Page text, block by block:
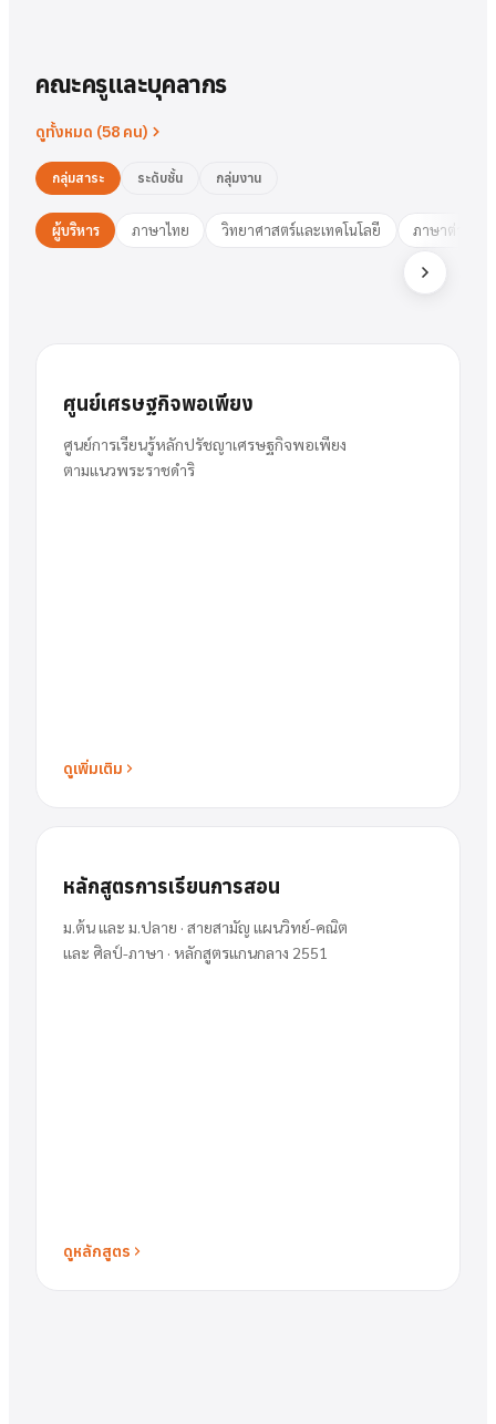
คณะครูและบุคลากร
ดูทั้งหมด (58 คน)
กลุ่มสาระ ระดับชั้น กลุ่มงาน
ผู้บริหาร ภาษาไทย วิทยาศาสตร์และเทคโนโลยี ภาษาต่างประ
นายสารัตน์ พวงเงิน
พวงเงิน
ผู้อำนวยการ
นางสาวชมพูนุท ศรีฟ้า
ศูนย์เศรษฐกิจพอเพียง
ศูนย์การเรียนรู้หลักปรัชญาเศรษฐกิจพอเพียง
ตามแนวพระราชดำริ
ดูเพิ่มเติม
หลักสูตรการเรียนการสอน
ม.ต้น และ ม.ปลาย · สายสามัญ แผนวิทย์-คณิต
และ ศิลป์-ภาษา · หลักสูตรแกนกลาง 2551
ดูหลักสูตร